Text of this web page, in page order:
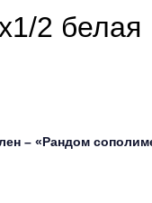
2 белая
– «Рандом